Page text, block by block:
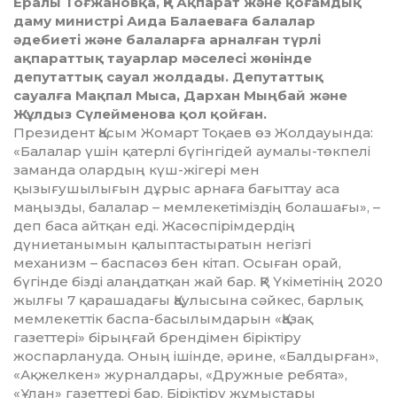
даму министрі Аида Балаеваға балалар
әдебиеті және балаларға арналған түрлі
ақпараттық тауарлар мәселесі жөнінде
депутаттық сауал жолдады. Депутаттық
сауалға Мақпал Мыса, Дархан Мыңбай және
Жұлдыз Сүлейменова қол қойған.
Президент Қасым Жомарт Тоқаев өз Жолдауында:
«Балалар үшін қатерлі бүгінгідей аумалы-төкпелі
заманда олардың күш-жігері мен
қызығушылығын дұрыс арнаға бағыттау аса
маңызды, балалар – мемлекетіміздің болашағы», –
деп баса айтқан еді. Жасөспірімдердің
дүниетанымын қалыптастыратын негізгі
механизм – баспасөз бен кітап. Осыған орай,
бүгінде бізді алаңдатқан жай бар. ҚР Үкіметінің 2020
жылғы 7 қарашадағы Қаулысына сәйкес, барлық
мемлекеттік баспа-басылымдарын «Қазақ
газеттері» бірыңғай брендімен біріктіру
жоспарлануда. Оның ішінде, әрине, «Балдырған»,
«Ақжелкен» журналдары, «Дружные ребята»,
«Ұлан» газеттері бар. Біріктіру жұмыстары